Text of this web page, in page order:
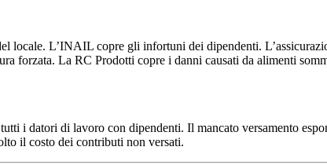
L’INAIL copre gli infortuni dei dipendenti.
forzata. La RC Prodotti copre i danni causati da alimenti
i datori di lavoro con dipendenti. Il mancato versamento
il costo dei contributi non versati.